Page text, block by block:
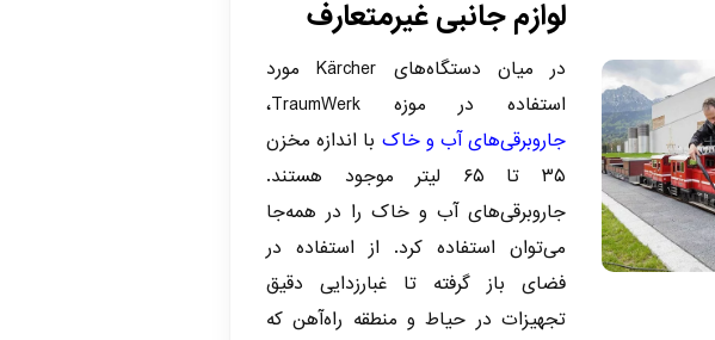
لوازم جانبی غیرمتعارف
در میان دستگاه‌های Kärcher مورد
استفاده در موزه TraumWerk،
جاروبرقی‌های آب و خاک با اندازه مخزن
۳۵ تا ۶۵ لیتر موجود هستند.
جاروبرقی‌های آب و خاک را در همه‌جا
می‌توان استفاده کرد. از استفاده در
فضای باز گرفته تا غبارزدایی دقیق
تجهیزات در حیاط و منطقه راه‌آهن که